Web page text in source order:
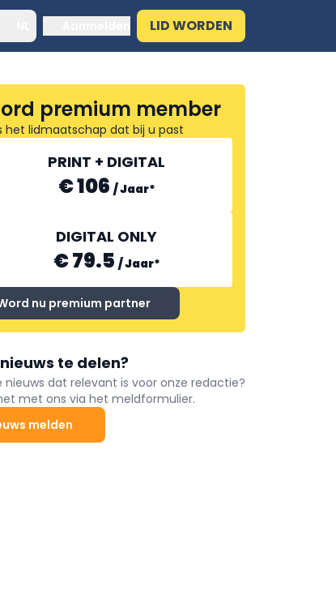
LID WORDEN
premium member
het lidmaatschap dat bij u past
PRINT + DIGITAL
€ 106 /Jaar*
DIGITAL ONLY
€ 79.5 /Jaar*
nu premium partner
te delen?
nieuws dat relevant is voor onze redactie?
met ons via het meldformulier.
melden